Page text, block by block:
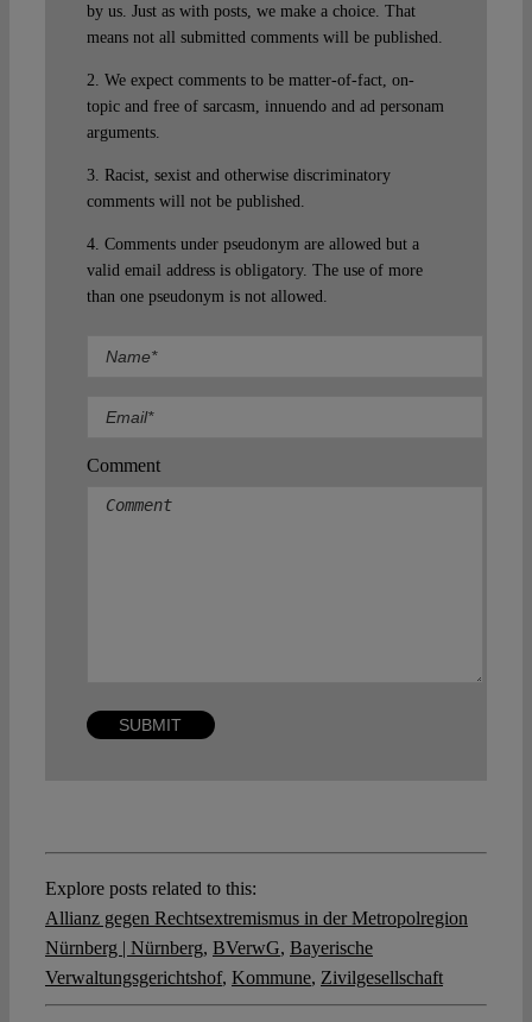
by us. Just as with posts, we make a choice. That
means not all submitted comments will be published.
2. We expect comments to be matter-of-fact, on-
topic and free of sarcasm, innuendo and ad personam
arguments.
3. Racist, sexist and otherwise discriminatory
comments will not be published.
4. Comments under pseudonym are allowed but a
valid email address is obligatory. The use of more
than one pseudonym is not allowed.
Comment
Explore posts related to this:
Allianz gegen Rechtsextremismus in der Metropolregion
Nürnberg | Nürnberg, BVerwG, Bayerische
Verwaltungsgerichtshof, Kommune, Zivilgesellschaft